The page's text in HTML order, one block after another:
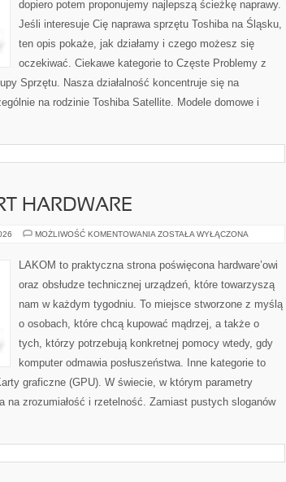
dopiero potem proponujemy najlepszą ścieżkę naprawy.
Jeśli interesuje Cię naprawa sprzętu Toshiba na Śląsku,
ten opis pokaże, jak działamy i czego możesz się
oczekiwać. Ciekawe kategorie to Częste Problemy z
Sprzętu. Nasza działalność koncentruje się na
na rodzinie Toshiba Satellite. Modele domowe i
HARDWARE
MOŻLIWOŚĆ KOMENTOWANIA GAMING
SPORT
HARDWARE
ZOSTAŁA WYŁĄCZONA
LAKOM to praktyczna strona poświęcona hardware’owi
oraz obsłudze technicznej urządzeń, które towarzyszą
nam w każdym tygodniu. To miejsce stworzone z myślą
o osobach, które chcą kupować mądrzej, a także o
tych, którzy potrzebują konkretnej pomocy wtedy, gdy
komputer odmawia posłuszeństwa. Inne kategorie to
graficzne (GPU). W świecie, w którym parametry
na zrozumiałość i rzetelność. Zamiast pustych sloganów